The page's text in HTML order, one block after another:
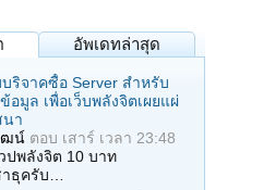
อัพเดทล่าสุด
ริจาคซื้อ Server สำหรับ
อมูล เพื่อเว็บพลังจิตเผยแผ่
า
ฒน์ ตอบ เสาร์ เวลา 23:48
ปพลังจิต 10 บาท
ธุครับ…